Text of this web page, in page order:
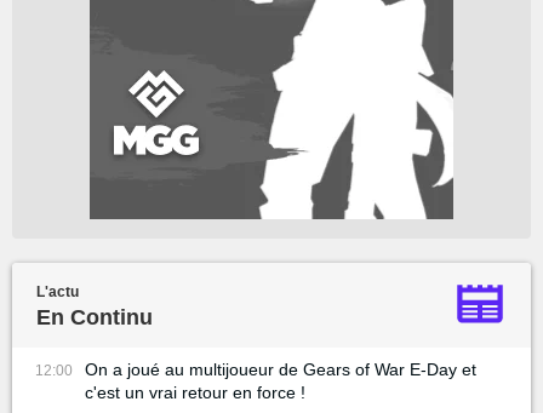
L'actu
En Continu
12:00
On a joué au multijoueur de Gears of War E-Day et
c'est un vrai retour en force !